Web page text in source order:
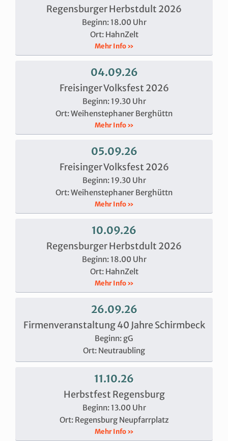
Regensburger Herbstdult 2026
Beginn: 18.00 Uhr
Ort: HahnZelt
Mehr Info »
04.09.26
Freisinger Volksfest 2026
Beginn: 19.30 Uhr
Ort: Weihenstephaner Berghüttn
Mehr Info »
05.09.26
Freisinger Volksfest 2026
Beginn: 19.30 Uhr
Ort: Weihenstephaner Berghüttn
Mehr Info »
10.09.26
Regensburger Herbstdult 2026
Beginn: 18.00 Uhr
Ort: HahnZelt
Mehr Info »
26.09.26
Firmenveranstaltung 40 Jahre Schirmbeck
Beginn: gG
Ort: Neutraubling
11.10.26
Herbstfest Regensburg
Beginn: 13.00 Uhr
Ort: Regensburg Neupfarrplatz
Mehr Info »